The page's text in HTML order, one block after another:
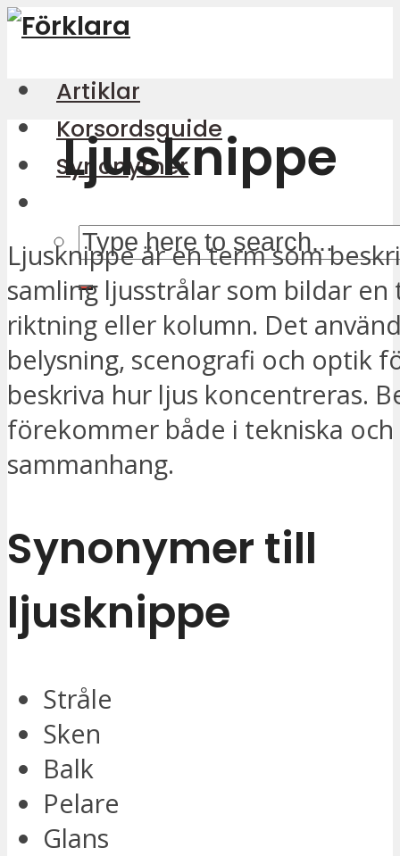
Artiklar
Korsordsguide
Synonymer
Ljusknippe
Ljusknippe är en term som
samling ljusstrålar som bildar en
riktning eller kolumn. Det
belysning, scenografi och optik
beskriva hur ljus koncentreras.
förekommer både i tekniska
sammanhang.
Synonymer till
ljusknippe
Stråle
Sken
Balk
Pelare
Glans